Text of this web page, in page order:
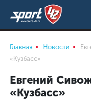
Главная Новости
«Кузбасс»
Евгений
«Кузбасс»